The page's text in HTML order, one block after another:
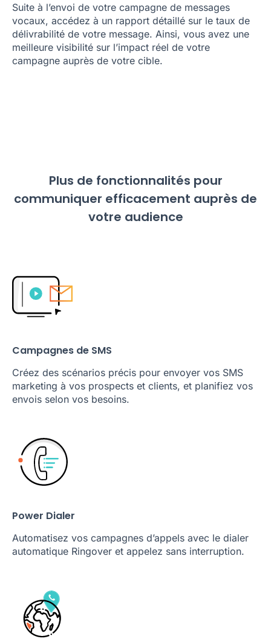
Suite à l’envoi de votre campagne de messages
vocaux, accédez à un rapport détaillé sur le taux de
délivrabilité de votre message. Ainsi, vous avez une
meilleure visibilité sur l’impact réel de votre
campagne auprès de votre cible.
Plus de fonctionnalités pour
communiquer efficacement auprès de
votre audience
Campagnes de SMS
Créez des scénarios précis pour envoyer vos SMS
marketing à vos prospects et clients, et planifiez vos
envois selon vos besoins.
Power Dialer
Automatisez vos campagnes d’appels avec le dialer
automatique Ringover et appelez sans interruption.